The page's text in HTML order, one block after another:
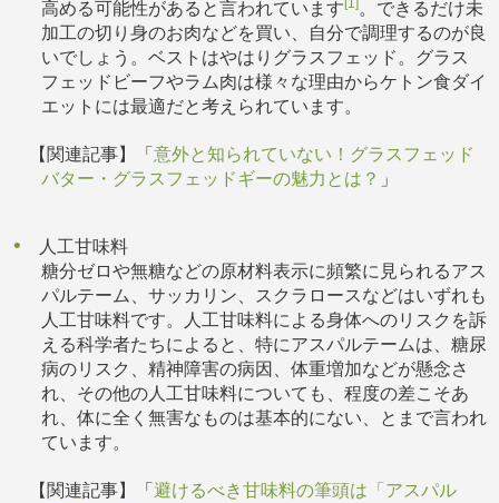
高める可能性があると言われています [1] 。できるだけ未
加工の切り身のお肉などを買い、自分で調理するのが良
いでしょう。ベストはやはりグラスフェッド。グラス
フェッドビーフやラム肉は様々な理由からケトン食ダイ
エットには最適だと考えられています。
【関連記事】「 意外と知られていない！グラスフェッド
バター・グラスフェッドギーの魅力とは？ 」
人工甘味料
糖分ゼロや無糖などの原材料表示に頻繁に見られるアス
パルテーム、サッカリン、スクラロースなどはいずれも
人工甘味料です。人工甘味料による身体へのリスクを訴
える科学者たちによると、特にアスパルテームは、糖尿
病のリスク、精神障害の病因、体重増加などが懸念さ
れ、その他の人工甘味料についても、程度の差こそあ
れ、体に全く無害なものは基本的にない、とまで言われ
ています。
【関連記事】「 避けるべき甘味料の筆頭は「アスパル